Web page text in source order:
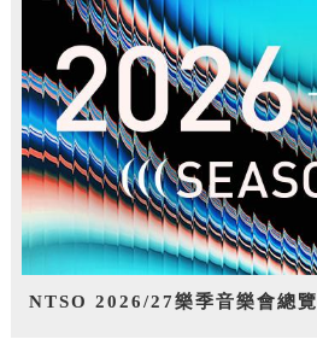
NTSO 2026/27樂季音樂會總覽